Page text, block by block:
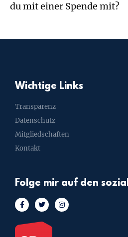
du mit einer Spende mit?
Wichtige Links
Transparenz
Datenschutz
Mitgliedschaften
Kontakt
Folge mir auf den